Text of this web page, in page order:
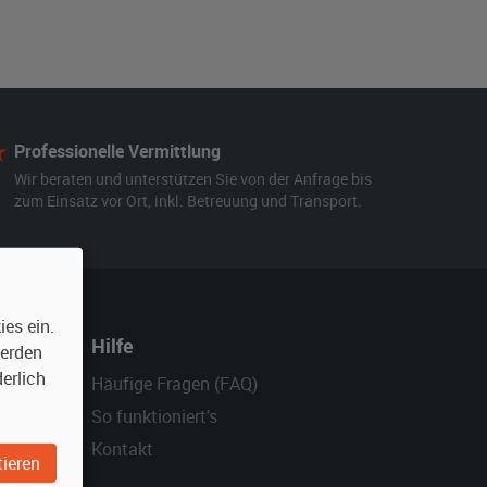
Professionelle Vermittlung
Wir beraten und unterstützen Sie von der Anfrage bis
zum Einsatz vor Ort, inkl. Betreuung und Transport.
Hilfe
Häufige Fragen (FAQ)
So funktioniert's
Kontakt
ein.